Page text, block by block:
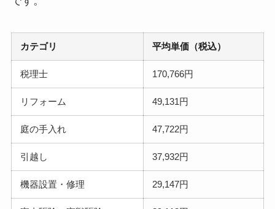
カテゴリ 平均単価（税込）
税理士 170,766円
リフォーム 49,131円
庭の手入れ 47,722円
引越し 37,932円
機器設置・修理 29,147円